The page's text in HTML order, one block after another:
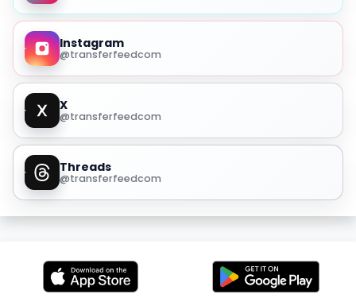
Instagram
@transferfeedcom
X
@transferfeedcom
Threads
@transferfeedcom